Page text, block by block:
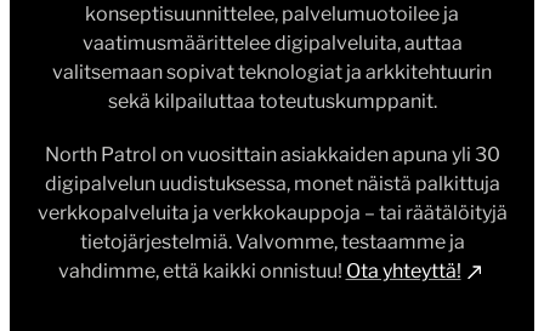
konseptisuunnittelee, palvelumuotoilee ja
vaatimusmäärittelee digipalveluita, auttaa
valitsemaan sopivat teknologiat ja arkkitehtuurin
sekä kilpailuttaa toteutuskumppanit.
North Patrol on vuosittain asiakkaiden apuna yli 30
digipalvelun uudistuksessa, monet näistä palkittuja
verkkopalveluita ja verkkokauppoja – tai räätälöityjä
tietojärjestelmiä. Valvomme, testaamme ja
vahdimme, että kaikki onnistuu! Ota yhteyttä!